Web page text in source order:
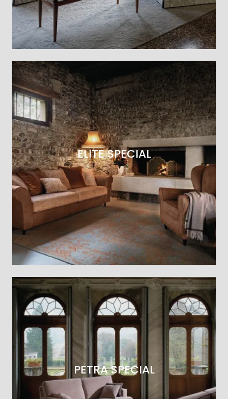
ELITE SPECIAL
PETRA SPECIAL